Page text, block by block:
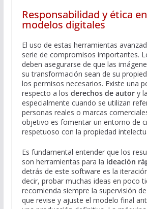
Responsabilidad y ética
modelos digitales
El uso de estas herramientas
serie de compromisos importantes.
deben asegurarse de que las
su transformación sean de su
los permisos necesarios. Existe una
respecto a los derechos de autory
especialmente cuando se utilizan
personas reales o marcas
objetivo es fomentar un entorno de
respetuoso con la propiedad
Es fundamental entender que los
son herramientas para la ideación
detrás de este software es la
decir, probar muchas ideas en poco
recomienda siempre la supervisión
que revise y ajuste el modelo final